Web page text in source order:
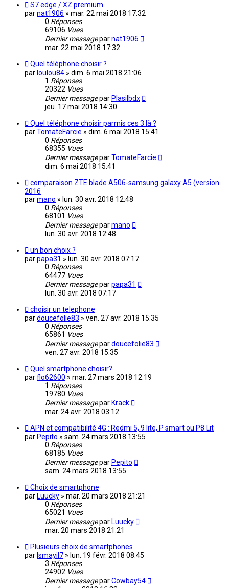
S7 edge / XZ premium
parnat1906 » mar. 22 mai 2018 17:32
0 Réponses
69106 Vues
Dernier messageparnat1906
mar. 22 mai 2018 17:32
Quel téléphone choisir ?
par loulou84 » dim. 6 mai 2018 21:06
1 Réponses
20322 Vues
Dernier messagepar Plasilbdx
jeu. 17 mai 2018 14:30
Quel téléphone choisir parmis ces 3 là ?
parTomateFarcie » dim. 6 mai 2018 15:41
0 Réponses
68355 Vues
Dernier messageparTomateFarcie
dim. 6 mai 2018 15:41
comparaison ZTE blade A506-samsung galaxy A5 (version
2016
parmano » lun. 30 avr. 2018 12:48
0 Réponses
68101 Vues
Dernier messageparmano
lun. 30 avr. 2018 12:48
un bon choix ?
parpapa31 » lun. 30 avr. 2018 07:17
0 Réponses
64477 Vues
Dernier messageparpapa31
lun. 30 avr. 2018 07:17
choisir un telephone
pardoucefolie83 » ven. 27 avr. 2018 15:35
0 Réponses
65861 Vues
Dernier messagepardoucefolie83
ven. 27 avr. 2018 15:35
Quel smartphone choisir?
parflo62600 » mar. 27 mars 2018 12:19
1 Réponses
19780 Vues
Dernier messagepar Krack
mar. 24 avr. 2018 03:12
APN et compatibilité 4G : Redmi 5, 9 lite, P smart ou P8 Lit
par Pepito » sam. 24 mars 2018 13:55
0 Réponses
68185 Vues
Dernier messagepar Pepito
sam. 24 mars 2018 13:55
Choix de smartphone
par Luucky » mar. 20 mars 2018 21:21
0 Réponses
65021 Vues
Dernier messagepar Luucky
mar. 20 mars 2018 21:21
Plusieurs choix de smartphones
par Ismayil7 » lun. 19 févr. 2018 08:45
3 Réponses
24902 Vues
Dernier messageparCowbay54